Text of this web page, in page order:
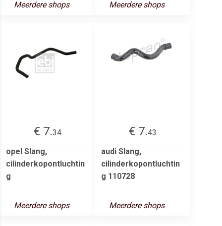
Meerdere shops
Meerdere shops
€ 7.34
opel Slang,
cilinderkopontluchtin
g
Meerdere shops
€ 7.43
audi Slang,
cilinderkopontluchtin
g 110728
Meerdere shops